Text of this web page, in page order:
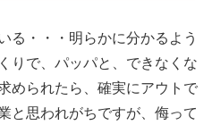
る・・・明らかに分かるよう
りで、パッパと、できなくな
められたら、確実にアウトで
と思われがちですが、侮って